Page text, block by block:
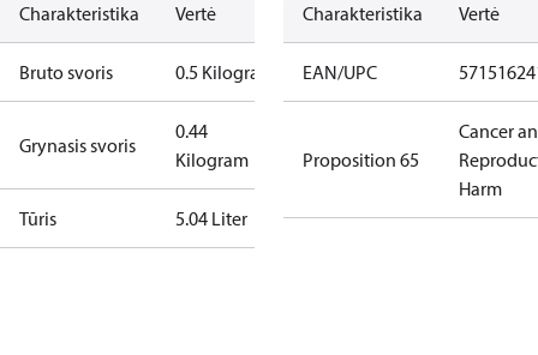
Charakteristika Vertė
Bruto svoris 0.5 Kilogram
Grynasis svoris
0.44
Kilogram
Tūris 5.04 Liter
Charakteristika Vertė
EAN/UPC
Proposition 65
Cancer
Harm